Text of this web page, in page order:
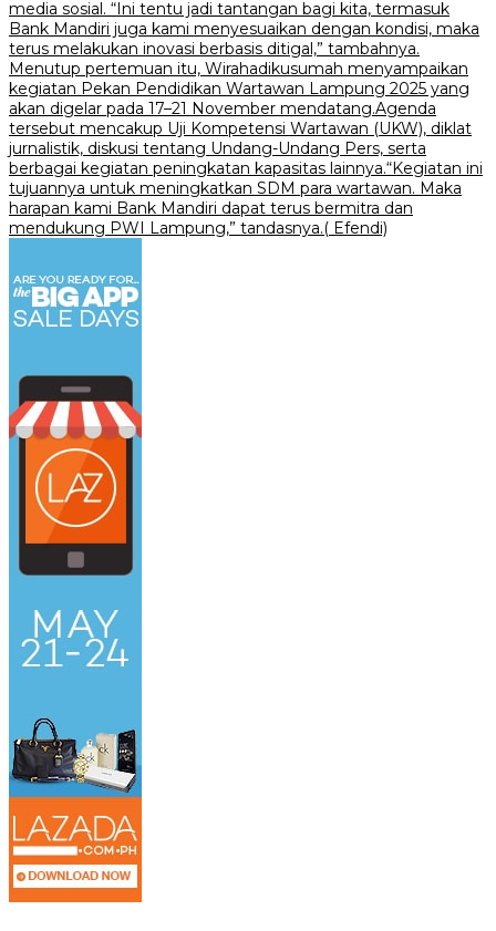
media sosial. “Ini tentu jadi tantangan bagi kita, termasuk
Bank Mandiri juga kami menyesuaikan dengan kondisi, maka
terus melakukan inovasi berbasis ditigal,” tambahnya.
Menutup pertemuan itu, Wirahadikusumah menyampaikan
kegiatan Pekan Pendidikan Wartawan Lampung 2025 yang
akan digelar pada 17–21 November mendatang.Agenda
tersebut mencakup Uji Kompetensi Wartawan (UKW), diklat
jurnalistik, diskusi tentang Undang-Undang Pers, serta
berbagai kegiatan peningkatan kapasitas lainnya.“Kegiatan ini
tujuannya untuk meningkatkan SDM para wartawan. Maka
harapan kami Bank Mandiri dapat terus bermitra dan
mendukung PWI Lampung,” tandasnya.( Efendi)